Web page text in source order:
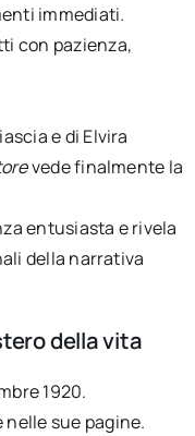
immediati.
con pazienza,
e di Elvira
vede finalmente la
entusiasta e rivela
della narrativa
della vita
1920.
sue pagine.